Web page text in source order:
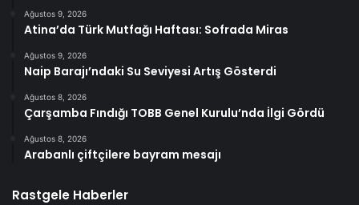
Ağustos 9, 2026
Atina’da Türk Mutfağı Haftası: Sofrada Miras
Ağustos 9, 2026
Naip Barajı’ndaki Su Seviyesi Artış Gösterdi
Ağustos 8, 2026
Çarşamba Fındığı TOBB Genel Kurulu’nda İlgi Gördü
Ağustos 8, 2026
Arabanlı çiftçilere bayram mesajı
Rastgele Haberler